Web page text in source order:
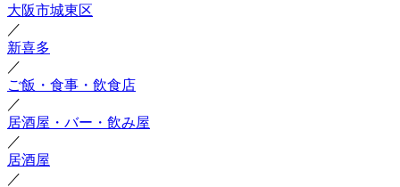
大阪市城東区
／
新喜多
／
ご飯・食事・飲食店
／
居酒屋・バー・飲み屋
／
居酒屋
／